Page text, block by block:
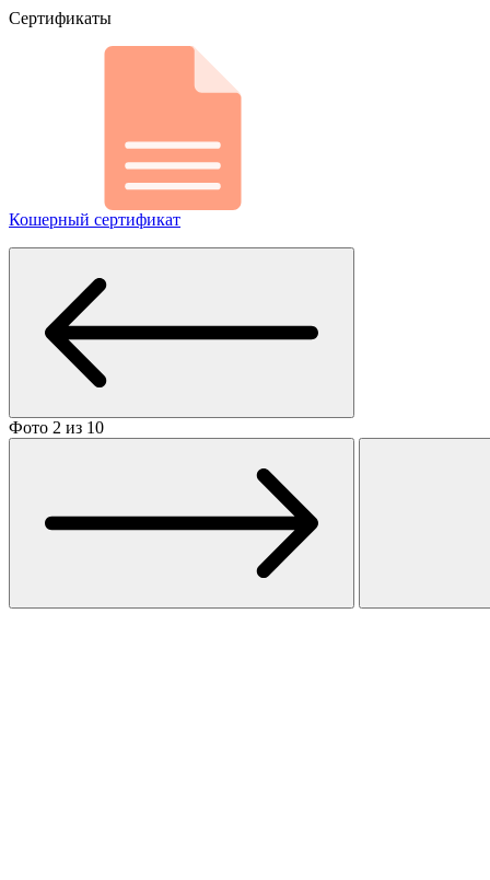
Сертификаты
Кошерный сертификат
Фото 2 из 10